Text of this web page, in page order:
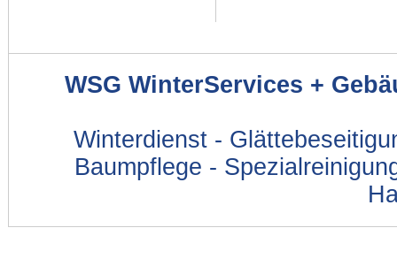
WSG WinterServices +
Winterdienst -
Baumpflege -